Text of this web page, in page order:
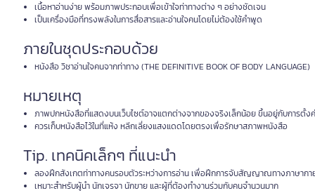
เนื้อหาอ่านง่าย พร้อมภาพประกอบเพื่อเข้าใจท่าทางต่าง ๆ อย่างชัดเจน
เป็นเครื่องมือที่ทรงพลังในการสื่อสารและอ่านใจคนโดยไม่ต้องใช้คำพูด
ภายในชุดประกอบด้วย
หนังสือ วิชาอ่านใจคนจากท่าทาง (THE DEFINITIVE BOOK OF BODY LANGUAGE)
หมายเหตุ
ภาพปกหนังสือที่แสดงบนเว็บไซต์อาจแตกต่างจากของจริงเล็กน้อย ขึ้นอยู่กับการตั้ง
ควรเก็บหนังสือไว้ในที่แห้ง หลีกเลี่ยงแสงแดดโดยตรงเพื่อรักษาสภาพหนังสือ
Tip. เทคนิคเล็กๆ ที่แนะนำ
ลองฝึกสังเกตท่าทางคนรอบตัวระหว่างการอ่าน เพื่อฝึกการจับสัญญาณทางภาษากา
เหมาะสำหรับผู้นำ นักเจรจา นักขาย และผู้ที่ต้องทำงานร่วมกับคนจำนวนมาก